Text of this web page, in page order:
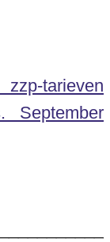
tarieven
September